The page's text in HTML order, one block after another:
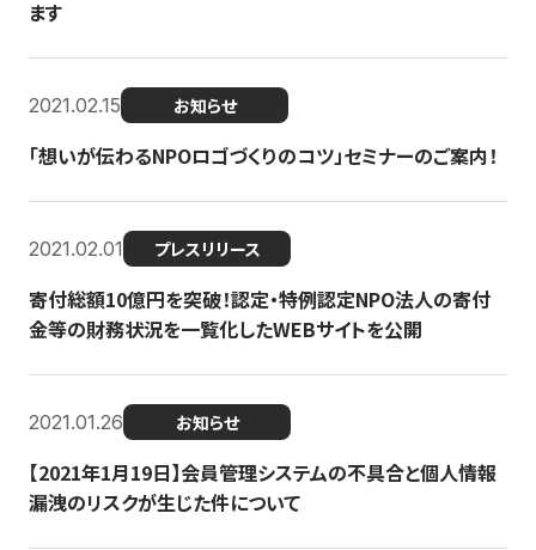
ます
2021.02.15 お知らせ
「想いが伝わるNPOロゴづくりのコツ」セミナーのご案内！
2021.02.01 プレスリリース
寄付総額10億円を突破！認定・特例認定NPO法人の寄付
金等の財務状況を一覧化したWEBサイトを公開
2021.01.26 お知らせ
【2021年1月19日】会員管理システムの不具合と個人情報
漏洩のリスクが生じた件について